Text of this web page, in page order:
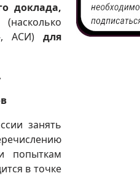
доклада,
(насколько
АСИ) для
занять
попыткам
в точке